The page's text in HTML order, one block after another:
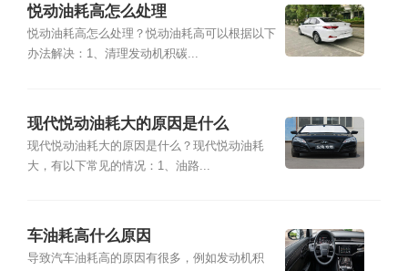
悦动油耗高怎么处理
悦动油耗高怎么处理？悦动油耗高可以根据以下
办法解决：1、清理发动机积碳...
现代悦动油耗大的原因是什么
现代悦动油耗大的原因是什么？现代悦动油耗
大，有以下常见的情况：1、油路...
车油耗高什么原因
导致汽车油耗高的原因有很多，例如发动机积